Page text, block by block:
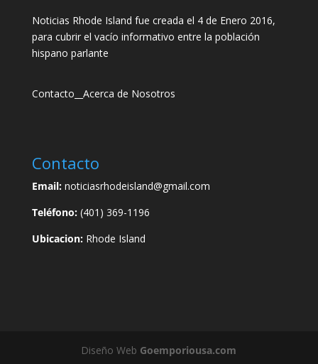
Noticias Rhode Island fue creada el 4 de Enero 2016,
para cubrir el vacío informativo entre la población
hispano parlante
Contacto Acerca de Nosotros
Contacto
Email:noticiasrhodeisland@gmail.com
Teléfono:(401) 369-1196
Ubicacion:Rhode Island
Diseño Web Goemporiousa.com